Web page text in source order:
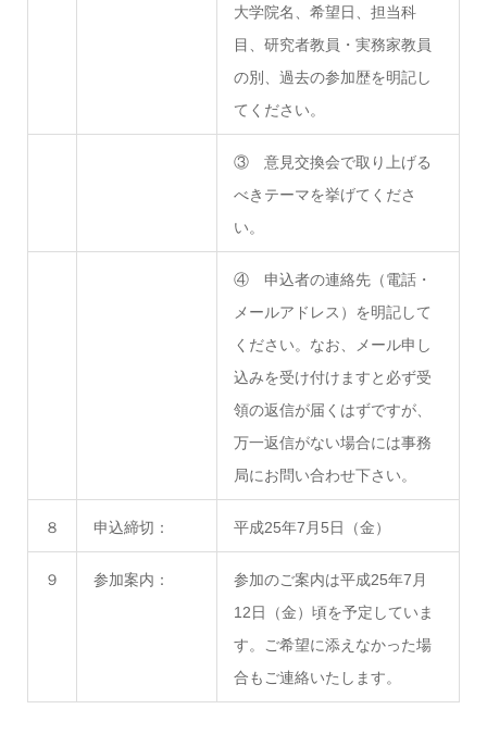
大学院名、希望日、担当科
目、研究者教員・実務家教員
の別、過去の参加歴を明記し
てください。
③ 意見交換会で取り上げる
べきテーマを挙げてくださ
い。
④ 申込者の連絡先（電話・
メールアドレス）を明記して
ください。なお、メール申し
込みを受け付けますと必ず受
領の返信が届くはずですが、
万一返信がない場合には事務
局にお問い合わせ下さい。
８ 申込締切： 平成25年7月5日（金）
９ 参加案内：
参加のご案内は平成25年7月
12日（金）頃を予定していま
す。ご希望に添えなかった場
合もご連絡いたします。